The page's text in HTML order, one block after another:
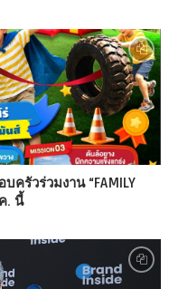
ครัวร่วมงาน “FAMILY
. นี้